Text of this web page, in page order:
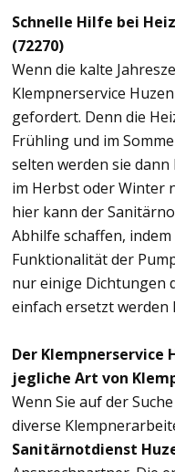
Schnelle Hilfe bei
(72270)
Wenn die kalte
Klempnerservice
gefordert. Denn die
Frühling und im
selten werden sie
im Herbst oder Winter
hier kann der
Abhilfe schaffen,
Funktionalität der
nur einige Dichtungen
einfach ersetzt werden
Der Klempnerservice
jegliche Art von
Wenn Sie auf der
diverse
Sanitärnotdienst